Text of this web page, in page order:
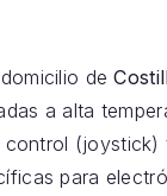
de
a alta
para